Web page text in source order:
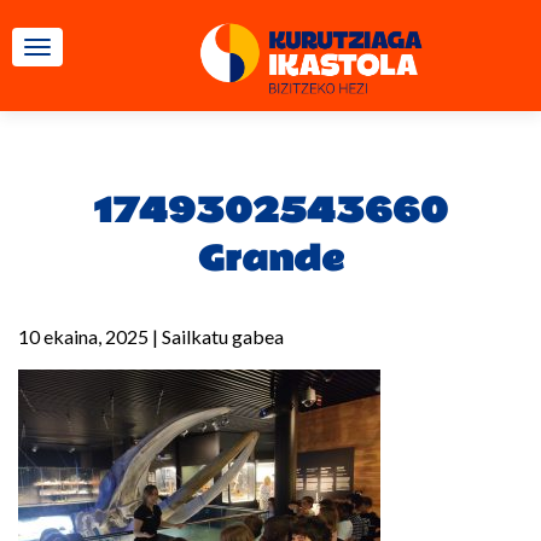
TOGGLE NAVIGATION
1749302543660
Grande
10 ekaina, 2025 | Sailkatu gabea